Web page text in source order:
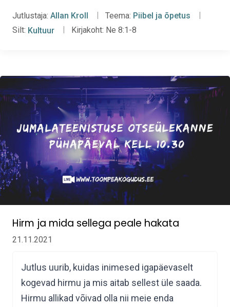
Jutlustaja: Allan Kroll Teema: Piibel ja õpetus
Silt: Kultuur Kirjakoht: Ne 8:1-8
Hirm ja mida sellega peale hakata
21.11.2021
Jutlus uurib, kuidas inimesed igapäevaselt
kogevad hirmu ja mis aitab sellest üle saada.
Hirmu allikad võivad olla nii meie enda